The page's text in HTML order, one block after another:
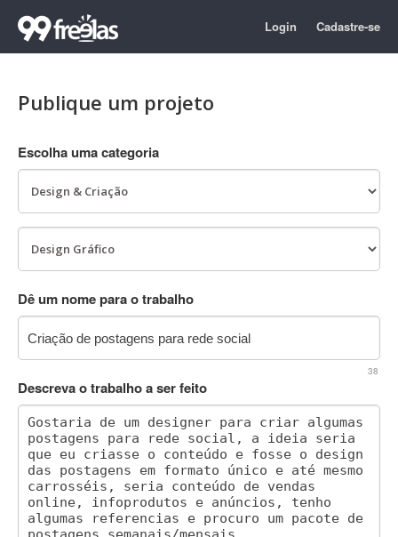
Login Cadastre-se
Publique um projeto
Escolha uma categoria
Dê um nome para o trabalho
38
Descreva o trabalho a ser feito